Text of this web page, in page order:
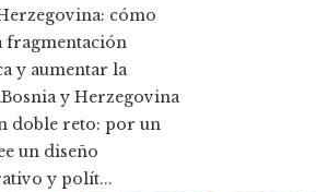
cómo
fragmentación
y aumentar la
y Herzegovina
doble reto: por un
un diseño
y polít...